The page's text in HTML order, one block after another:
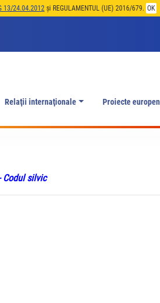
13/24.04.2012 și REGULAMENTUL (UE) 2016/679. OK
Relaţii internaţionale Proiecte
Codul silvic